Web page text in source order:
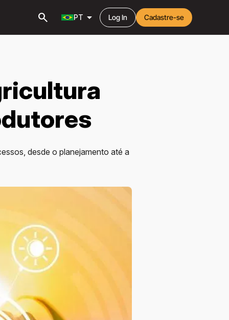
search PT arrow_drop_down Log In Cadastre-se
desde o planejamento até a